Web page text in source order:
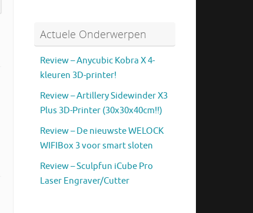
Actuele Onderwerpen
Review – Anycubic Kobra X 4-
kleuren 3D-printer!
Review – Artillery Sidewinder X3
Plus 3D-Printer (30x30x40cm!!)
Review – De nieuwste WELOCK
WIFIBox 3 voor smart sloten
Review – Sculpfun iCube Pro
Laser Engraver/Cutter